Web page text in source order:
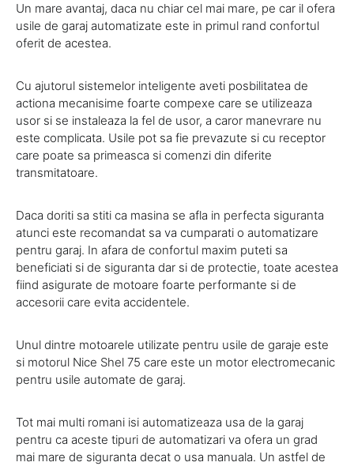
Un mare avantaj, daca nu chiar cel mai mare, pe car il ofera
usile de garaj automatizate este in primul rand confortul
oferit de acestea.
Cu ajutorul sistemelor inteligente aveti posbilitatea de
actiona mecanisime foarte compexe care se utilizeaza
usor si se instaleaza la fel de usor, a caror manevrare nu
este complicata. Usile pot sa fie prevazute si cu receptor
care poate sa primeasca si comenzi din diferite
transmitatoare.
Daca doriti sa stiti ca masina se afla in perfecta siguranta
atunci este recomandat sa va cumparati o automatizare
pentru garaj. In afara de confortul maxim puteti sa
beneficiati si de siguranta dar si de protectie, toate acestea
fiind asigurate de motoare foarte performante si de
accesorii care evita accidentele.
Unul dintre motoarele utilizate pentru usile de garaje este
si motorul Nice Shel 75 care este un motor electromecanic
pentru usile automate de garaj.
Tot mai multi romani isi automatizeaza usa de la garaj
pentru ca aceste tipuri de automatizari va ofera un grad
mai mare de siguranta decat o usa manuala. Un astfel de